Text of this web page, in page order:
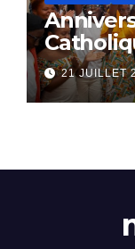
Le
célèbre
21 JUILLET